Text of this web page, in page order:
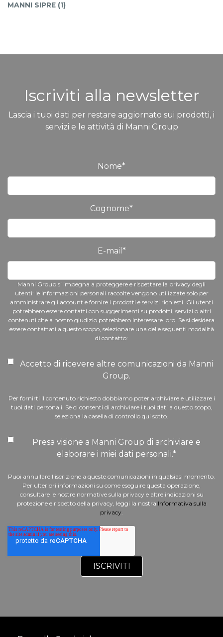
MANNI SIPRE (1)
Iscriviti alla newsletter
Lascia i tuoi dati per restare aggiornato sui prodotti, i
servizi e le attività di Manni Group
Nome*
Cognome*
E-mail *
Manni Group si impegna a proteggere e rispettare la privacy degli
utenti: le informazioni personali raccolte vengono utilizzate solo per
amministrare gli account e fornire i prodotti e servizi richiesti. Gli utenti
potrebbero essere contatti con suggerimenti su prodotti, servizi o altri
contenuti che a nostro giudizio potrebbero interessare loro. Se si desidera
essere contattati a questo scopo, selezionare una delle seguenti modalità
di contatto:
Accetto di ricevere altre comunicazioni da Manni
Group.
Per fornirti il contenuto richiesto dobbiamo poter archiviare e utilizzare i
tuoi dati personali. Se ci consenti di archiviare i tuoi dati a questo scopo,
seleziona la casella di controllo qui sotto.
Presa visione a Manni Group di archiviare e
elaborare i miei dati personali.*
Puoi annullare l'iscrizione a queste comunicazioni in qualsiasi momento.
Per ulteriori informazioni su come eseguire questa operazione,
consultare le nostre normative sulla privacy e altre indicazioni su
protezione e rispetto della privacy, leggi la nostra Informativa sulla
privacy.